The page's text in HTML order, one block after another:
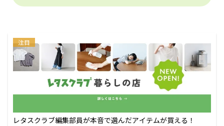
注目
レタスクラブ編集部員が本音で選んだアイテムが買える！